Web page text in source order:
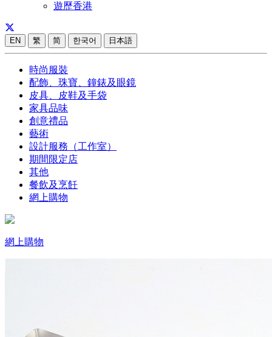
遊歷香港
EN 繁 简 한국어 日本語
時尚服裝
配飾、珠寶、鐘錶及眼鏡
皮具、皮鞋及手袋
家具品味
創意禮品
藝術
設計服務（工作室）
期間限定店
其他
餐飲及烹飪
網上購物
網上購物